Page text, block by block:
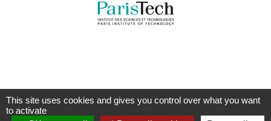
This site uses cookies and gives you control over what you want
to activate